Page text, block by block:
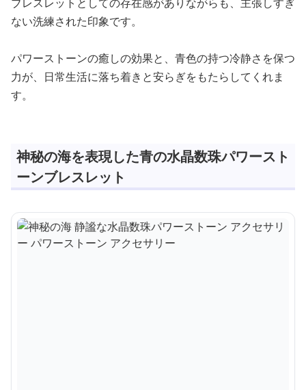
ない洗練された印象です。
パワーストーンの癒しの効果と、青色の持つ冷静さを保つ
力が、日常生活に落ち着きと安らぎをもたらしてくれま
す。
神秘の海を表現した青の水晶数珠パワースト
ーンブレスレット